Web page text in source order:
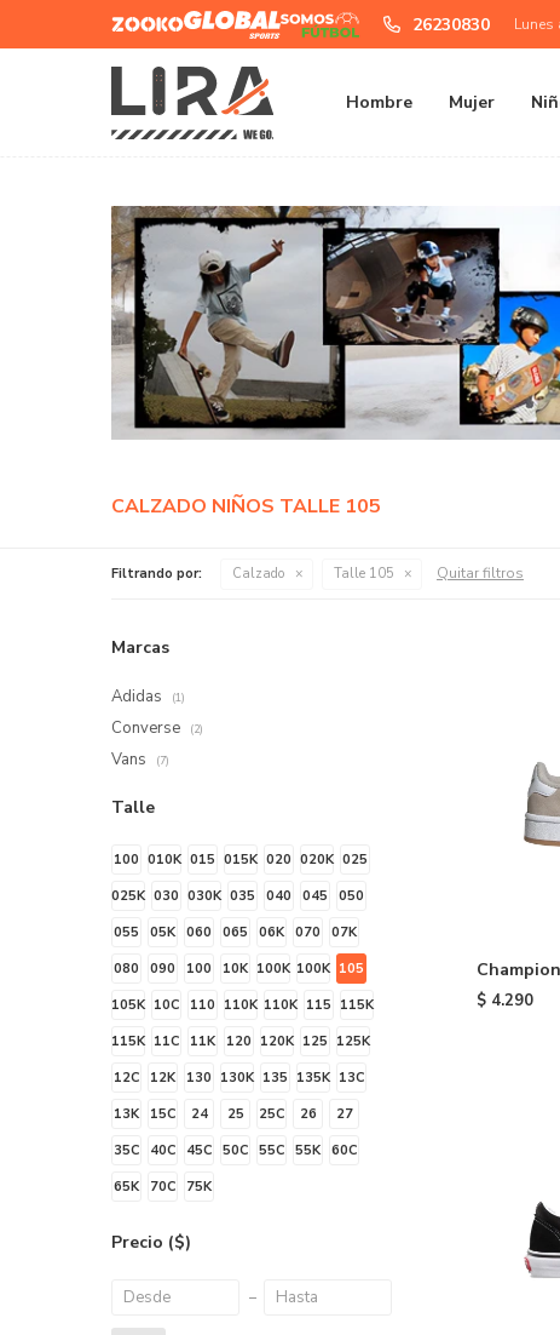
Hombre Mujer
Futbol
26230830
CALZADO NIÑOS TALLE 105
Filtrando por: Calzado Talle 105 Quitar filtros
de niño -
$ 4.290
Marcas
Adidas (1)
Converse (2)
Vans (7)
Talle
100 010K 015 015K 020 020K 025
025K 030 030K 035 040 045
050
055
05K 060 065 06K 070
07K
080
090 100 10K 100K 100K 105
105K 10C 110 110K 110K 115 115K
115K 11C 11K 120 120K 125 125K
12C
12K 130 130K 135 135K 13C
13K
15C 24 25 25C 26
27
35C
40C 45C 50C 55C 55K 60C
65K
70C 75K
Precio ($)